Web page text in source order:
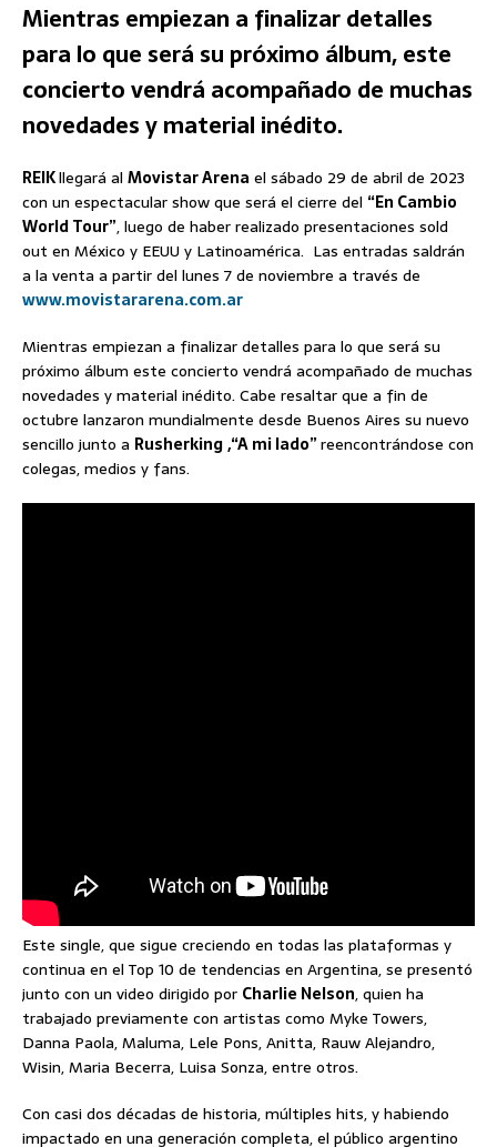
Mientras empiezan a finalizar detalles
para lo que será su próximo álbum, este
concierto vendrá acompañado de muchas
novedades y material inédito.
REIKllegará al Movistar Arena el sábado 29 de abril de 2023
con un espectacular show que será el cierre del “En Cambio
World Tour”, luego de haber realizado presentaciones sold
out en México y EEUU y Latinoamérica. Las entradas saldrán
a la venta a partir del lunes 7 de noviembre a través de
www.movistararena.com.ar
Mientras empiezan a finalizar detalles para lo que será su
próximo álbum este concierto vendrá acompañado de muchas
novedades y material inédito. Cabe resaltar que a fin de
octubre lanzaron mundialmente desde Buenos Aires su nuevo
sencillo junto a Rusherking,“A mi lado”reencontrándose con
colegas, medios y fans.
Este single, que sigue creciendo en todas las plataformas y
continua en el Top 10 de tendencias en Argentina, se presentó
junto con un video dirigido por Charlie Nelson, quien ha
trabajado previamente con artistas como Myke Towers,
Danna Paola, Maluma, Lele Pons, Anitta, Rauw Alejandro,
Wisin, Maria Becerra, Luisa Sonza, entre otros.
Con casi dos décadas de historia, múltiples hits, y habiendo
impactado en una generación completa, el público argentino